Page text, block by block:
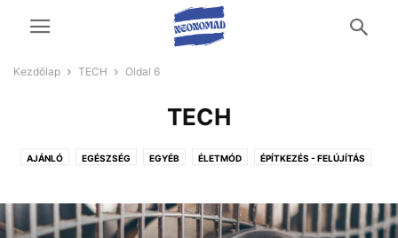
Kezdőlap TECH Oldal 6
TECH
AJÁNLÓ EGÉSZSÉG EGYÉB ÉLETMÓD ÉPÍTKEZÉS - FELÚJÍTÁS
VÁSÁRLÁS